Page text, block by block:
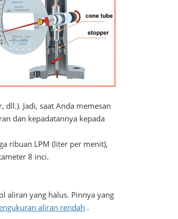
Jadi, saat Anda memesan
dan kepadatannya kepada
ribuan LPM (liter per menit),
8 inci.
aliran yang halus. Pinnya yang
aliran rendah .